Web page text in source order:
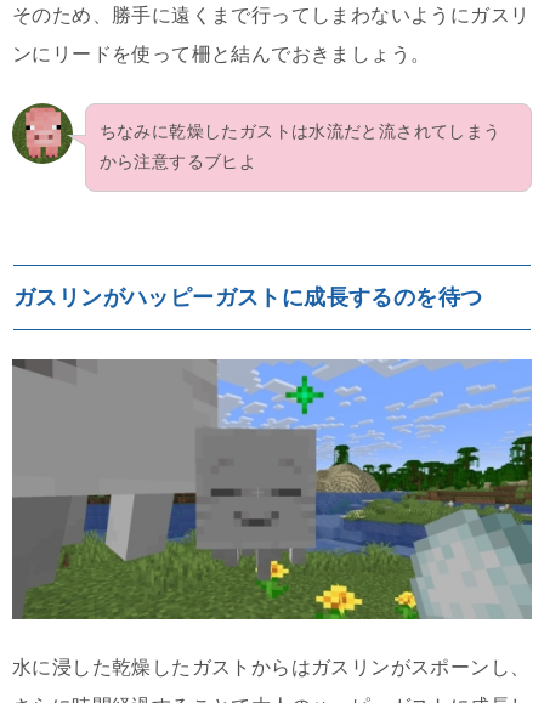
そのため、勝手に遠くまで行ってしまわないようにガスリ
ンにリードを使って柵と結んでおきましょう。
ちなみに乾燥したガストは水流だと流されてしまう
から注意するブヒよ
ガスリンがハッピーガストに成長するのを待つ
水に浸した乾燥したガストからはガスリンがスポーンし、